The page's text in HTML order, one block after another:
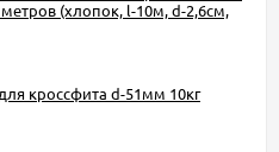
метров (хлопок, l-10м, d-2,6см,
кроссфита d-51мм 10кг